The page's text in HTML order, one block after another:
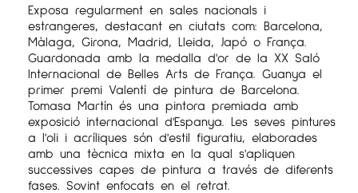
Exposa regularment en sales nacionals i
estrangeres, destacant en ciutats com: Barcelona,
Màlaga, Girona, Madrid, Lleida, Japó o França.
Guardonada amb la medalla d'or de la XX Saló
Internacional de Belles Arts de França. Guanya el
primer premi Valentí de pintura de Barcelona.
Tomasa Martín és una pintora premiada amb
exposició internacional d'Espanya. Les seves pintures
a l'oli i acríliques són d'estil figuratiu, elaborades
amb una tècnica mixta en la qual s'apliquen
successives capes de pintura a través de diferents
fases. Sovint enfocats en el retrat.